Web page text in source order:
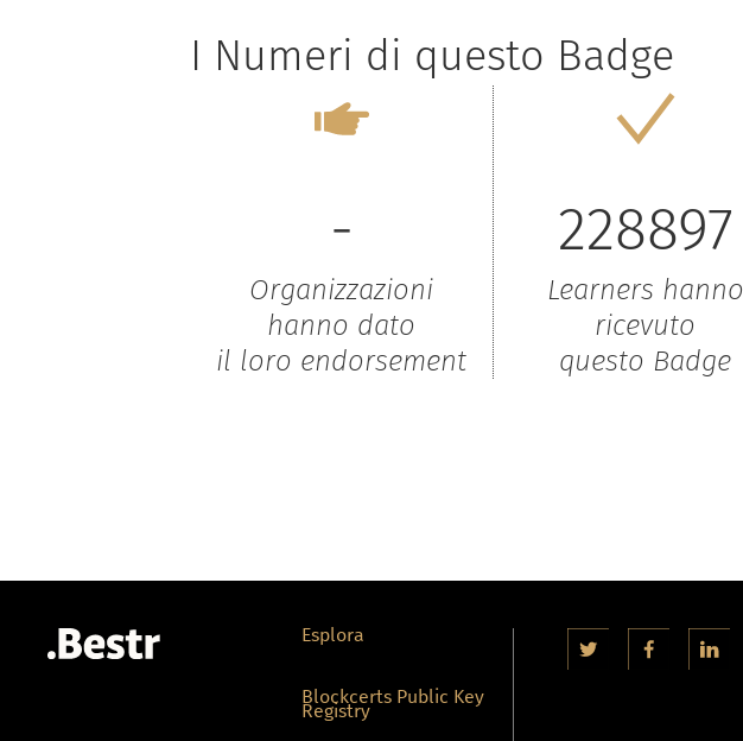
I Numeri di questo Badge
-
Organizzazioni
hanno dato
il loro endorsement
228897
Learners hanno
ricevuto
questo Badge
Esplora
Blockcerts Public Key
Registry